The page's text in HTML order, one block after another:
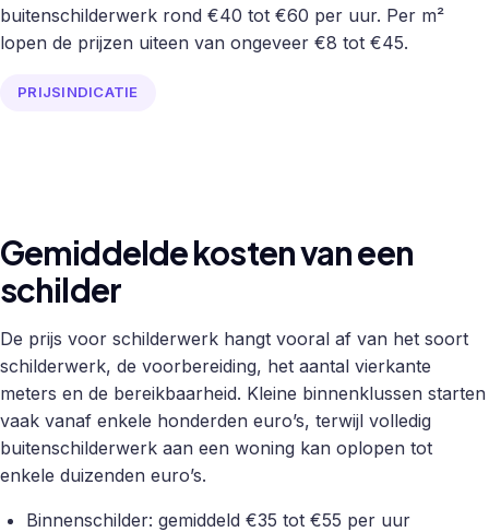
buitenschilderwerk rond €40 tot €60 per uur. Per m²
lopen de prijzen uiteen van ongeveer €8 tot €45.
PRIJSINDICATIE
Gemiddelde kosten van een
schilder
De prijs voor schilderwerk hangt vooral af van het soort
schilderwerk, de voorbereiding, het aantal vierkante
meters en de bereikbaarheid. Kleine binnenklussen starten
vaak vanaf enkele honderden euro’s, terwijl volledig
buitenschilderwerk aan een woning kan oplopen tot
enkele duizenden euro’s.
Binnenschilder: gemiddeld €35 tot €55 per uur